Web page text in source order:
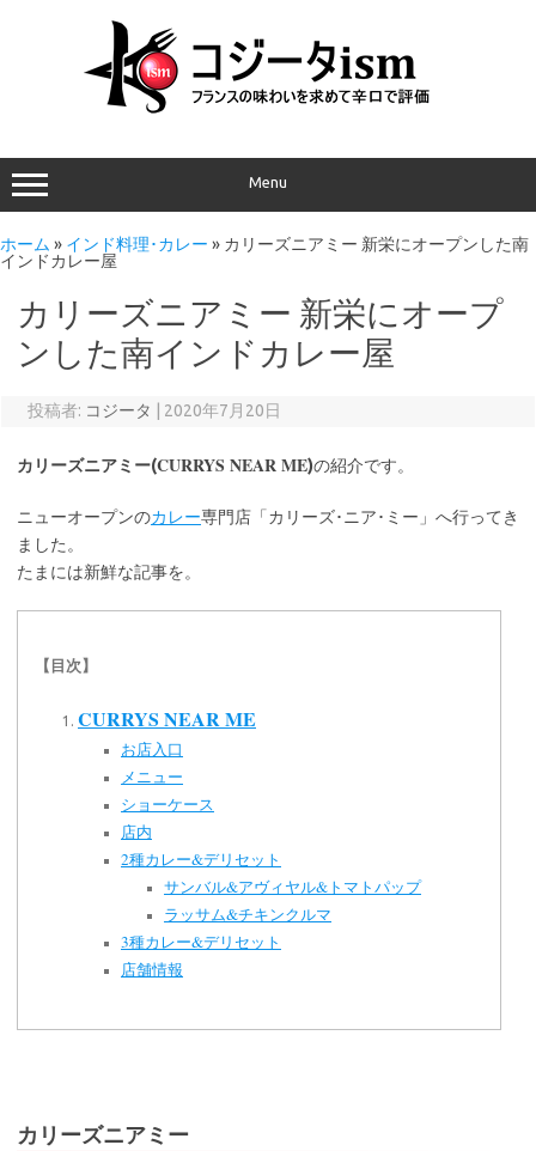
Menu
ホーム » インド料理･カレー » カリーズニアミー 新栄にオープンした南
インドカレー屋
カリーズニアミー 新栄にオープ
ンした南インドカレー屋
投稿者: コジータ 2020年7月20日
カリーズニアミー(CURRYS NEAR ME)の紹介です。
ニューオープンのカレー専門店「カリーズ･ニア･ミー」へ行ってき
ました。
たまには新鮮な記事を。
【目次】
CURRYS NEAR ME
お店入口
メニュー
ショーケース
店内
2種カレー&デリセット
サンバル&アヴィヤル&トマトパップ
ラッサム&チキンクルマ
3種カレー&デリセット
店舗情報
カリーズニアミー